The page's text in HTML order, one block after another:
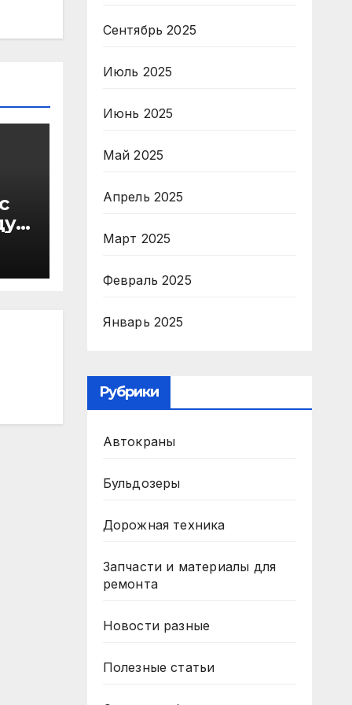
Сентябрь 2025
Июль 2025
Июнь 2025
Май 2025
Апрель 2025
Март 2025
Февраль 2025
Январь 2025
Рубрики
Автокраны
Бульдозеры
Дорожная техника
Запчасти и материалы для
ремонта
Новости разные
Полезные статьи